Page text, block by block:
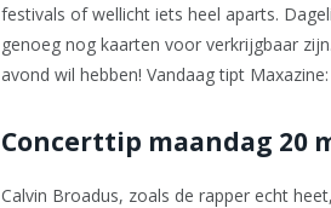
festivals of wellicht iets heel aparts.
genoeg nog kaarten voor verkrijgbaar
avond wil hebben! Vandaag tipt
Concerttip maandag 20
Calvin Broadus, zoals de rapper echt